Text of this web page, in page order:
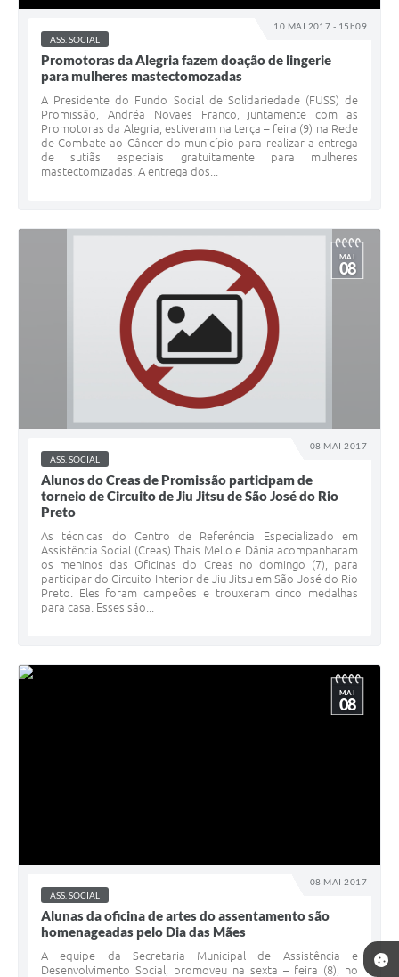
10 MAI 2017 - 15h09
ASS. SOCIAL
Promotoras da Alegria fazem doação de lingerie
para mulheres mastectomozadas
A Presidente do Fundo Social de Solidariedade (FUSS) de
Promissão, Andréa Novaes Franco, juntamente com as
Promotoras da Alegria, estiveram na terça – feira (9) na Rede
de Combate ao Câncer do município para realizar a entrega
de sutiãs especiais gratuitamente para mulheres
mastectomizadas. A entrega dos...
08 MAI 2017
MAI
08
ASS. SOCIAL
Alunos do Creas de Promissão participam de
torneio de Circuito de Jiu Jitsu de São José do Rio
Preto
As técnicas do Centro de Referência Especializado em
Assistência Social (Creas) Thais Mello e Dânia acompanharam
os meninos das Oficinas do Creas no domingo (7), para
participar do Circuito Interior de Jiu Jitsu em São José do Rio
Preto. Eles foram campeões e trouxeram cinco medalhas
para casa. Esses são...
08 MAI 2017
MAI
08
ASS. SOCIAL
Alunas da oficina de artes do assentamento são
homenageadas pelo Dia das Mães
A equipe da Secretaria Municipal de Assistência e
Desenvolvimento Social, promoveu na sexta – feira (8), no